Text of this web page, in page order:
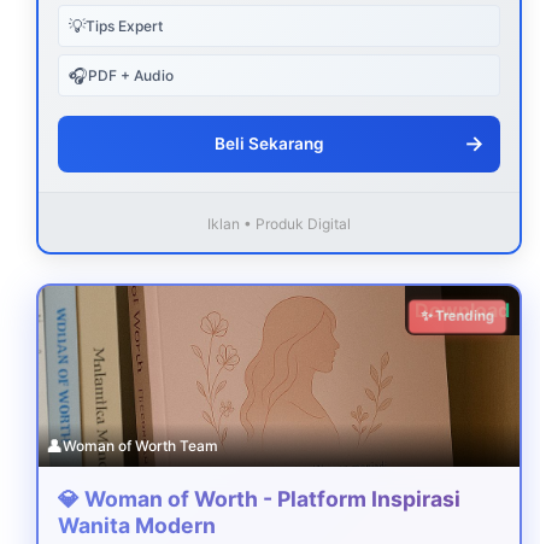
💡Tips Expert
🎧PDF + Audio
Beli Sekarang →
Iklan • Produk Digital
Download
✨ Trending
👤Woman of Worth Team
💎 Woman of Worth - Platform Inspirasi
Wanita Modern